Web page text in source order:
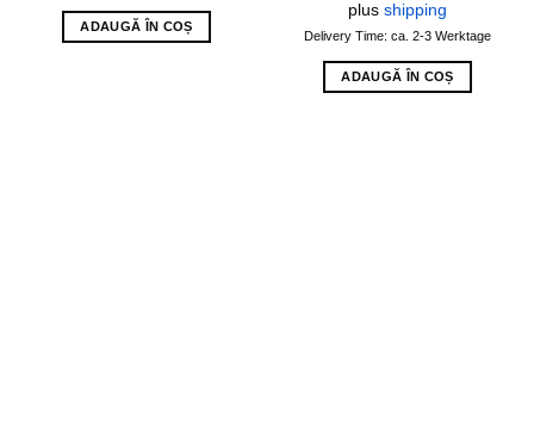
ADAUGĂ ÎN COȘ
plus shipping
Delivery Time: ca. 2-3 Werktage
ADAUGĂ ÎN COȘ